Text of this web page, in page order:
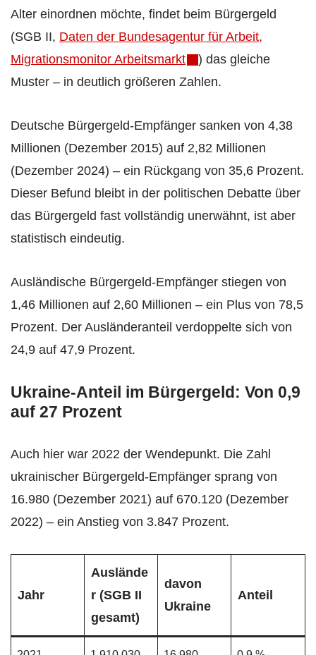
Alter einordnen möchte, findet beim Bürgergeld
(SGB II, Daten der Bundesagentur für Arbeit,
Migrationsmonitor Arbeitsmarkt
) das gleiche
Muster – in deutlich größeren Zahlen.
Deutsche Bürgergeld-Empfänger sanken von 4,38
Millionen (Dezember 2015) auf 2,82 Millionen
(Dezember 2024) – ein Rückgang von 35,6 Prozent.
Dieser Befund bleibt in der politischen Debatte über
das Bürgergeld fast vollständig unerwähnt, ist aber
statistisch eindeutig.
Ausländische Bürgergeld-Empfänger stiegen von
1,46 Millionen auf 2,60 Millionen – ein Plus von 78,5
Prozent. Der Ausländeranteil verdoppelte sich von
24,9 auf 47,9 Prozent.
Ukraine-Anteil im Bürgergeld: Von 0,9
auf 27 Prozent
Auch hier war 2022 der Wendepunkt. Die Zahl
ukrainischer Bürgergeld-Empfänger sprang von
16.980 (Dezember 2021) auf 670.120 (Dezember
2022) – ein Anstieg von 3.847 Prozent.
Jahr
Auslände
r (SGB II
gesamt)
davon
Ukraine
Anteil